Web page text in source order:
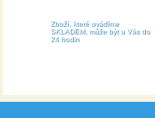
Zboží, které uvádíme
SKLADEM, může být u Vás do
24 hodin